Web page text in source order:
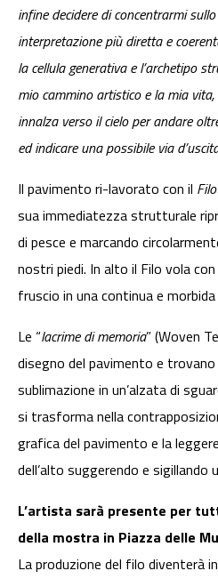
infine decidere di concentrarmi
interpretazione più diretta e
la cellula generativa e l’archetipo
mio cammino artistico e la mia
innalza verso il cielo per andare
ed indicare una possibile via
Il pavimento ri-lavorato con il
sua immediatezza strutturale
di pesce e marcando
nostri piedi. In alto il Filo vola
fruscio in una continua e
Le “lacrime di memoria” (Woven
disegno del pavimento e
sublimazione in un’alzata di
si trasforma nella
grafica del pavimento e la
dell’alto suggerendo e sigillando
L’artista sarà presente per
della mostra in Piazza delle
La produzione del filo diventerà